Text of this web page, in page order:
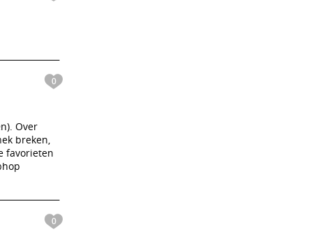
0
Over
breken,
favorieten
0